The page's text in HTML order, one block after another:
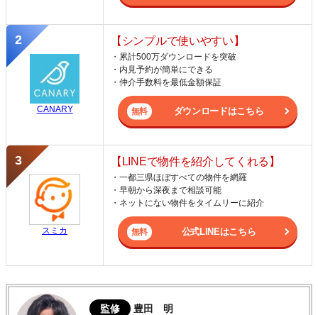
CANARY
【シンプルで使いやすい】
・累計500万ダウンロードを突破
・内見予約が簡単にできる
・仲介手数料を最低金額保証
ダウンロードはこちら
スミカ
【LINEで物件を紹介してくれる】
・一都三県ほぼすべての物件を網羅
・早朝から深夜まで相談可能
・ネットにない物件をタイムリーに紹介
公式LINEはこちら
監修 豊田 明